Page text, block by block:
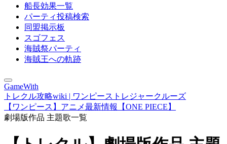
船長効果一覧
パーティ投稿検索
同盟掲示板
スゴフェス
海賊祭パーティ
海賊王への軌跡
GameWith
トレクル攻略wiki | ワンピーストレジャークルーズ
【ワンピース】アニメ最新情報【ONE PIECE】
劇場版作品 主題歌一覧